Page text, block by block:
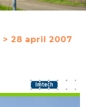
> 28 april 2007